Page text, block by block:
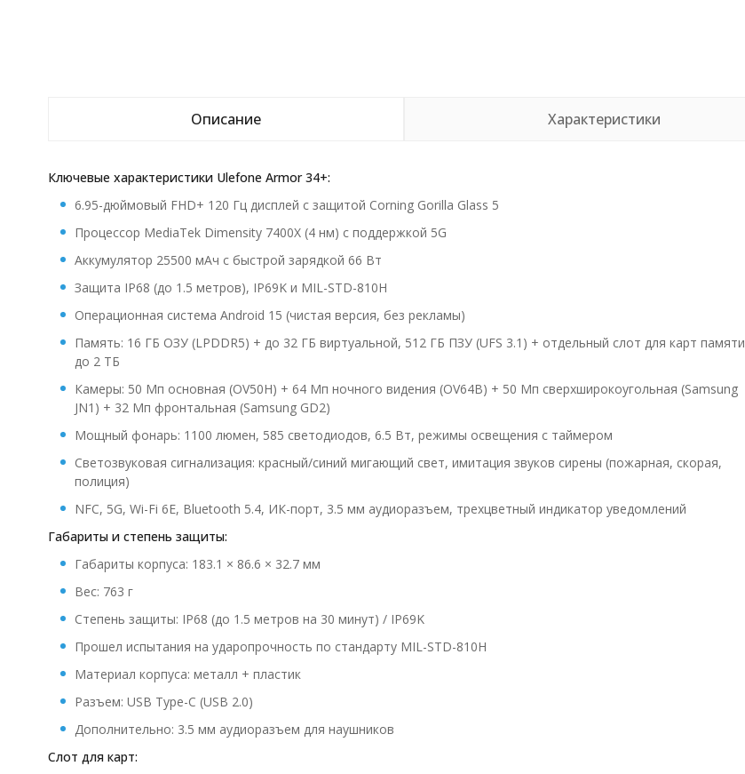
Описание Характеристики
Ключевые характеристики Ulefone Armor 34+:
6.95-дюймовый FHD+ 120 Гц дисплей с защитой Corning Gorilla Glass 5
Процессор MediaTek Dimensity 7400X (4 нм) с поддержкой 5G
Аккумулятор 25500 мАч с быстрой зарядкой 66 Вт
Защита IP68 (до 1.5 метров), IP69K и MIL-STD-810H
Операционная система Android 15 (чистая версия, без рекламы)
Память: 16 ГБ ОЗУ (LPDDR5) + до 32 ГБ виртуальной, 512 ГБ ПЗУ (UFS 3.1) + отдельный слот для карт памяти
до 2 ТБ
Камеры: 50 Мп основная (OV50H) + 64 Мп ночного видения (OV64B) + 50 Мп сверхширокоугольная (Samsung
JN1) + 32 Мп фронтальная (Samsung GD2)
Мощный фонарь: 1100 люмен, 585 светодиодов, 6.5 Вт, режимы освещения с таймером
Светозвуковая сигнализация: красный/синий мигающий свет, имитация звуков сирены (пожарная, скорая,
полиция)
NFC, 5G, Wi-Fi 6E, Bluetooth 5.4, ИК-порт, 3.5 мм аудиоразъем, трехцветный индикатор уведомлений
Габариты и степень защиты:
Габариты корпуса: 183.1 × 86.6 × 32.7 мм
Вес: 763 г
Степень защиты: IP68 (до 1.5 метров на 30 минут) / IP69K
Прошел испытания на ударопрочность по стандарту MIL-STD-810H
Материал корпуса: металл + пластик
Разъем: USB Type-C (USB 2.0)
Дополнительно: 3.5 мм аудиоразъем для наушников
Слот для карт: